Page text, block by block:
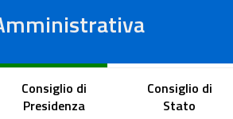
Regionali
Consiglio di
Presidenza
Consiglio di
Stato